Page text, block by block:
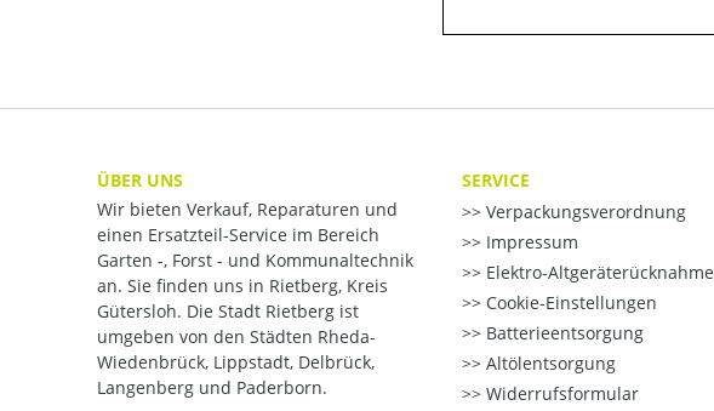
ÜBER UNS
Wir bieten Verkauf, Reparaturen und
einen Ersatzteil-Service im Bereich
Garten -, Forst - und Kommunaltechnik
an. Sie finden uns in Rietberg, Kreis
Gütersloh. Die Stadt Rietberg ist
umgeben von den Städten Rheda-
Wiedenbrück, Lippstadt, Delbrück,
Langenberg und Paderborn.
SERVICE
Verpackungsverordnung
Impressum
Elektro-Altgeräterücknahme
Cookie-Einstellungen
Batterieentsorgung
Altölentsorgung
Widerrufsformular